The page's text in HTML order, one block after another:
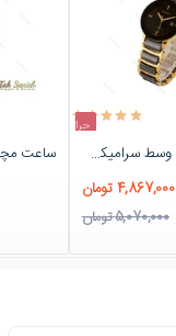
حراج
ساعت رادو زنانه وسط سرامیکی Rado-3620-L
4,867,000 تومان
5,070,000 تومان